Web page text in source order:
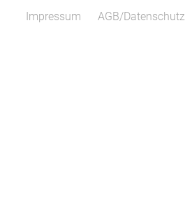
Impressum AGB/Datenschutz